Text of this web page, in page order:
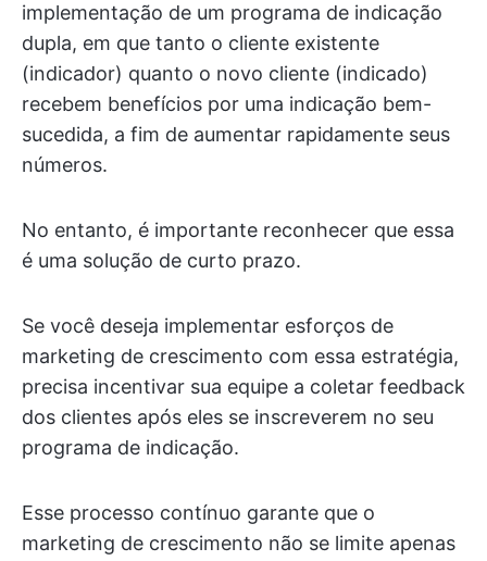
implementação de um programa de indicação
dupla, em que tanto o cliente existente
(indicador) quanto o novo cliente (indicado)
recebem benefícios por uma indicação bem-
sucedida, a fim de aumentar rapidamente seus
números.
No entanto, é importante reconhecer que essa
é uma solução de curto prazo.
Se você deseja implementar esforços de
marketing de crescimento com essa estratégia,
precisa incentivar sua equipe a coletar feedback
dos clientes após eles se inscreverem no seu
programa de indicação.
Esse processo contínuo garante que o
marketing de crescimento não se limite apenas